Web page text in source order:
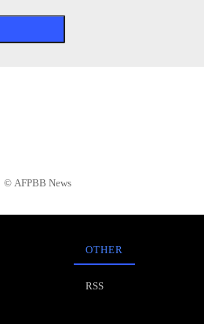
AFPBB News
OTHER
RSS